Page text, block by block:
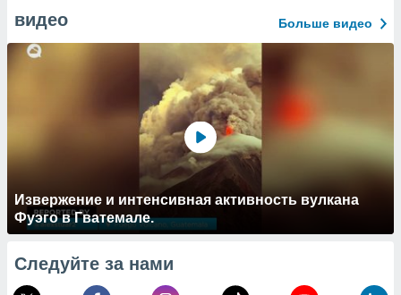
видео Больше видео
Извержение и интенсивная активность вулкана
Фуэго в Гватемале.
Следуйте за нами